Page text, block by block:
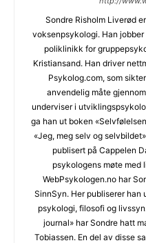
Sondre Risholm Liverød
voksenpsykologi. Han
poliklinikk for
Kristiansand. Han driver
Psykolog.com, som
anvendelig måte
underviser i
ga han ut boken
«Jeg, meg selv og
publisert på Cappelen
psykologens møte med
WebPsykologen.no har
SinnSyn. Her publiserer han
psykologi, filosofi og
journal» har Sondre hatt
Tobiassen. En del av disse